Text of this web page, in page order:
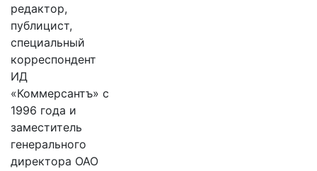
редактор,
публицист,
специальный
корреспондент
ИД
«Коммерсантъ» с
1996 года и
заместитель
генерального
директора ОАО